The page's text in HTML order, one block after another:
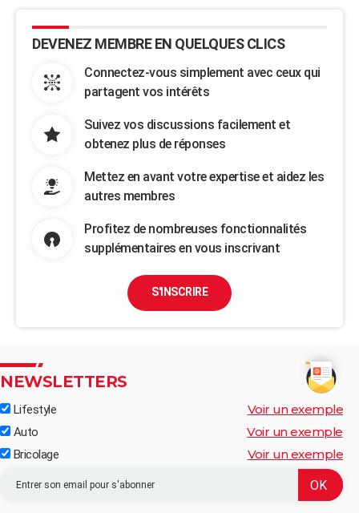
DEVENEZ MEMBRE EN QUELQUES CLICS
Connectez-vous simplement avec ceux qui
partagent vos intérêts
Suivez vos discussions facilement et
obtenez plus de réponses
Mettez en avant votre expertise et aidez les
autres membres
Profitez de nombreuses fonctionnalités
supplémentaires en vous inscrivant
S'INSCRIRE
NEWSLETTERS
Lifestyle Voir un exemple
Auto Voir un exemple
Bricolage Voir un exemple